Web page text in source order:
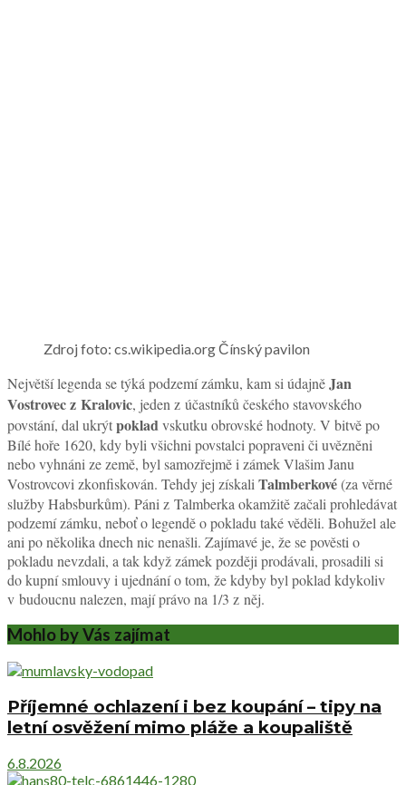
Zdroj foto: cs.wikipedia.org Čínský pavilon
Největší legenda se týká podzemí zámku, kam si údajněJan
Vostrovec z Kralovic, jeden z účastníků českého stavovského
povstání, dal ukrýtpoklad vskutku obrovské hodnoty. V bitvě po
Bílé hoře 1620, kdy byli všichni povstalci popraveni či uvězněni
nebo vyhnáni ze země, byl samozřejmě i zámek Vlašim Janu
Vostrovcovi zkonfiskován. Tehdy jej získali Talmberkové(za věrné
služby Habsburkům). Páni z Talmberka okamžitě začali prohledávat
podzemí zámku, neboť o legendě o pokladu také věděli. Bohužel ale
ani po několika dnech nic nenašli. Zajímavé je, že se pověsti o
pokladu nevzdali, a tak když zámek později prodávali, prosadili si
do kupní smlouvy i ujednání o tom, že kdyby byl poklad kdykoliv
v budoucnu nalezen, mají právo na 1/3 z něj.
Mohlo by Vás zajímat
Příjemné ochlazení i bez koupání – tipy na
letní osvěžení mimo pláže a koupaliště
6.8.2026